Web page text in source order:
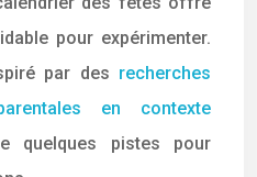
pour expérimenter.
par des recherches
en contexte
quelques pistes pour